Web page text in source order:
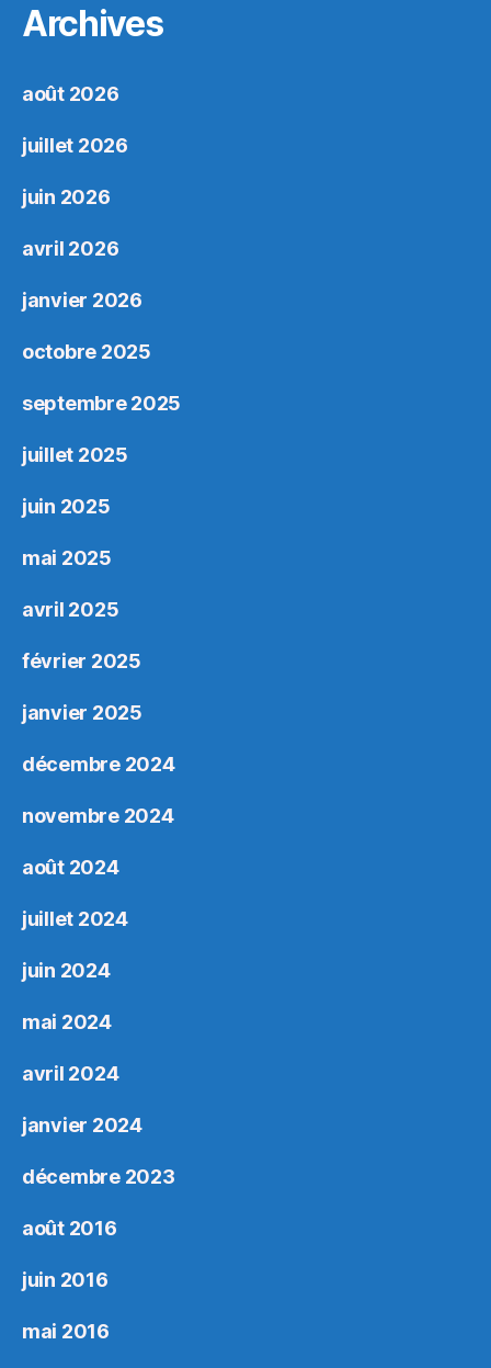
Archives
août 2026
juillet 2026
juin 2026
avril 2026
janvier 2026
octobre 2025
septembre 2025
juillet 2025
juin 2025
mai 2025
avril 2025
février 2025
janvier 2025
décembre 2024
novembre 2024
août 2024
juillet 2024
juin 2024
mai 2024
avril 2024
janvier 2024
décembre 2023
août 2016
juin 2016
mai 2016